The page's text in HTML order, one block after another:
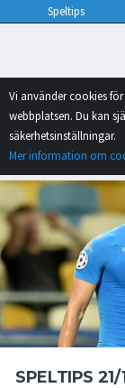
Speltips
Vi använder cookies
webbplatsen. Du kan
säkerhetsinställningar.
Mer information om
SPELTIPS